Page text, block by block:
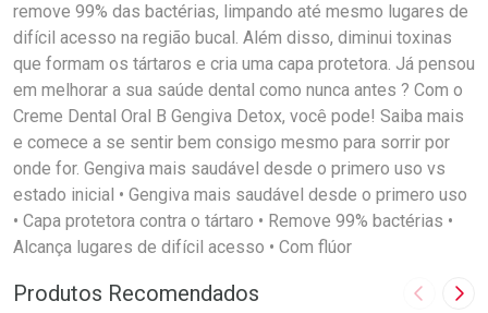
remove 99% das bactérias, limpando até mesmo lugares de
difícil acesso na região bucal. Além disso, diminui toxinas
que formam os tártaros e cria uma capa protetora. Já pensou
em melhorar a sua saúde dental como nunca antes ? Com o
Creme Dental Oral B Gengiva Detox, você pode! Saiba mais
e comece a se sentir bem consigo mesmo para sorrir por
onde for. Gengiva mais saudável desde o primero uso vs
estado inicial • Gengiva mais saudável desde o primero uso
• Capa protetora contra o tártaro • Remove 99% bactérias •
Alcança lugares de difícil acesso • Com flúor
Produtos Recomendados Imagem